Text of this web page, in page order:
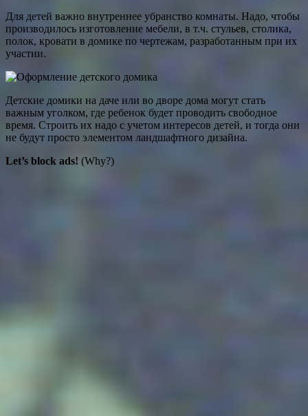
Для детей важно внутреннее убранство комнаты. Надо, чтобы
производилось изготовление мебели, в т.ч. стульев, столика,
полок, кровати в домике по чертежам, разработанным при их
участии.
Детские домики на даче или во дворе дома могут стать
важным уголком, где ребенок будет проводить свободное
время. Строить их надо с учетом интересов детей, и тогда они
не будут просто элементом ландшафтного дизайна.
Let’s block ads! (Why?)